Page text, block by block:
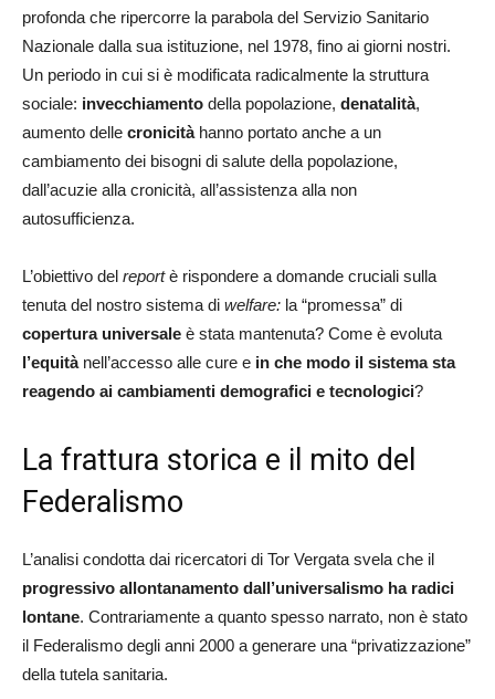
profonda che ripercorre la parabola del Servizio Sanitario
Nazionale dalla sua istituzione, nel 1978, fino ai giorni nostri.
Un periodo in cui si è modificata radicalmente la struttura
sociale: invecchiamento della popolazione, denatalità,
aumento delle cronicitàhanno portato anche a un
cambiamento dei bisogni di salute della popolazione,
dall’acuzie alla cronicità, all’assistenza alla non
autosufficienza.
L’obiettivo del reportè rispondere a domande cruciali sulla
tenuta del nostro sistema di welfare: la “promessa” di
copertura universale è stata mantenuta? Come è evoluta
l’equitànell’accesso alle cure e in che modo il sistema sta
reagendo ai cambiamenti demografici e tecnologici?
La frattura storica e il mito del
Federalismo
L’analisi condotta dai ricercatori di Tor Vergata svela che il
progressivo allontanamento dall’universalismo ha radici
lontane. Contrariamente a quanto spesso narrato, non è stato
il Federalismo degli anni 2000 a generare una “privatizzazione”
della tutela sanitaria.